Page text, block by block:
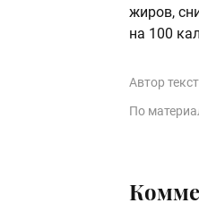
жиров,
на 100
Автор
По